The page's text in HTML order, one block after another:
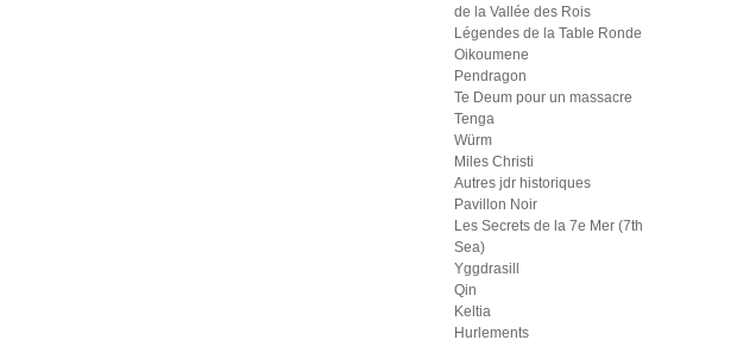
de la Vallée des Rois
Légendes de la Table Ronde
Oikoumene
Pendragon
Te Deum pour un massacre
Tenga
Würm
Miles Christi
Autres jdr historiques
Pavillon Noir
Les Secrets de la 7e Mer (7th
Sea)
Yggdrasill
Qin
Keltia
Hurlements